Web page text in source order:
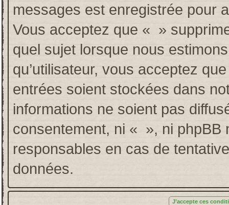
messages est enregistrée pour
Vous acceptez que « »
quel sujet lorsque nous
qu’utilisateur, vous acceptez
entrées soient stockées dans
informations ne soient pas
consentement, ni « », ni phpBB
responsables en cas de
données.